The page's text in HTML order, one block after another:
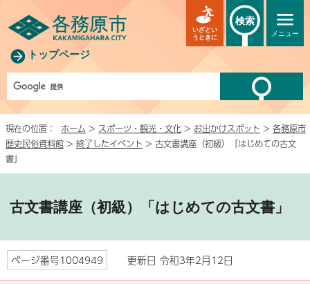
トップページ
メニュー
いざとい
うときに
検索
現在の位置： ホーム > スポーツ・観光・文化 > お出かけスポット > 各務原市
歴史民俗資料館 > 終了したイベント > 古文書講座（初級）「はじめての古文
書」
古文書講座（初級）「はじめての古文書」
ページ番号1004949 更新日 令和3年2月12日